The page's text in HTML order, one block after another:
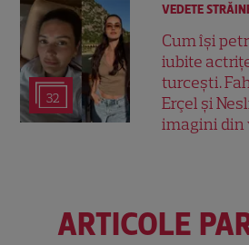
32
VEDETE
Cum își
iubite
turcești.
Erçel și
imagini din
ARTICOLE